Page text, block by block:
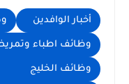
أخبار الوافدين
وظائف اطباء
وظائف الخليج